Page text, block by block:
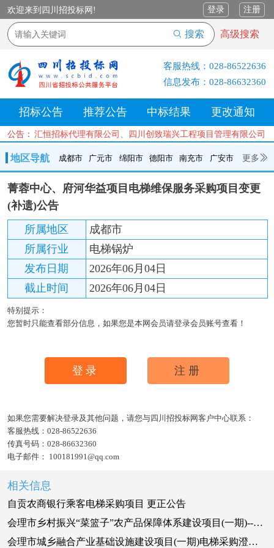
欢迎来到四川招投标网! 登录 注册
搜索 高级搜索
客服热线： 028-86522636
信息发布： 028-86632360
招标公告 推荐公告 中标结果 更改通知
公告：汇恒招标代理有限公司、四川创致瑞兴工程项目管理有
地区导航 成都市 广元市 绵阳市 德阳市 南充市 广安市 更多
成都市 广元市 绵阳市 德阳市 南充市 广安市
遂宁市
内江市
乐山市
达州市
资阳市 眉山市 雅安市 阿坝州 甘孜州 凉山州
菁蓉中心、府河华益项目电梯维保服务采购项目变更
(补遗)公告
所属地区
成都市
所属行业
电梯锅炉
发布日期
2026年06月04日
截止时间
2026年06月04日
特别提示：
您暂时只能查看部分信息，如果您是本网会员请登录会员账号查看！
登录 注册
如果您需要解决登录及其他问题，请您与四川招投标网客户中心联系：
客服热线： 028-86522636
传真号码： 028-86632360
电子邮件： 100181991@qq.com
相关信息
自贡农商银行乘客电梯采购项目 更正公告
会理市乡村振兴“菜篮子”农产品保障体系建设项目(一期)--石榴广场农产品批发交易市场电梯供应澄清公告
会理市城乡融合产业基础设施建设项目(一期)电梯采购澄清公告